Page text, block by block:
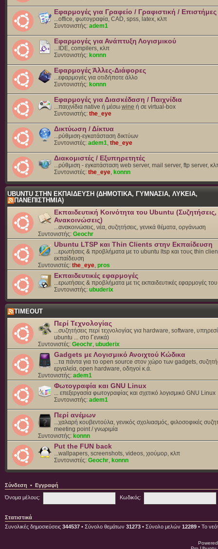
Εφαρμογές για Γραφείο / Γραφιστική / Επιστήμες
...office, φωτογραφία, CAD, spss, latex, κλπ
Συντονιστής: adem1
Εφαρμογές για Ανάπτυξη Λογισμικού
...IDE, compilers, κλπ
Συντονιστής: konnn
Εφαρμογές Άλλες-Διάφορες
...εφαρμογές για οτιδήποτε άλλο
Συντονιστής: konnn
Εφαρμογές για Διασκέδαση / Παιχνίδια
...παιχνίδια native ή μέσω wine ή σε virtual-box
Συντονιστής: the_eye
Δικτύωση / Δίκτυα
...ρύθμιση-εγκατάσταση δικτύων
Συντονιστές: adem1 the_eye
Διακομιστές / Εξυπηρετητές
...ρύθμιση - εγκατάσταση web server, mail server, ftp server,
Συντονιστές: the_eye konnn
UBUNTU ΣΤΗΝ ΕΚΠΑΙΔΕΥΣΗ (ΔΗΜΟΤΙΚΑ, ΓΥΜΝΑΣΙΑ, ΛΥΚΕΙΑ,
ΠΑΝΕΠΙΣΤΗΜΙΑ)
Εκπαιδευτική Κοινότητα του Ubuntu
Ανακοινώσεις)
...ανακοινώσεις, νέα, συζητήσεις, γενικά θέματα, οργάνωση
Συντονιστής: Geochr
Ubuntu LTSP και Thin Clients στην Εκπαίδευση
...ερωτήσεις & προβλήματα με το ubuntu ltsp και τους thin
εκπαίδευση
Συντονιστές: the_eye pros
Εκπαιδευτικές εφαρμογές
...ερωτήσεις & προβλήματα με τις εκπαιδευτικές εφαρμογές
Συντονιστής: ubuderix
TIMEOUT
Περί Τεχνολογίας
...συζητήσεις περί τεχνολογίας για hardware, software,
ubuntu ... στο Γενικά)
Συντονιστές: Geochr ubuderix
Gadgets με Λογισμικό Ανοιχτού Κώδικα
...τα πάντα για το open source στον χώρο των gadgets,
εργαλεία, open hardware, οδηγοί κ.ά.
Συντονιστής: adem1
Φωτογραφία και GNU Linux
... επεξεργασία φωτογραφίας και σχετικό λογισμικό GNU Linux
Συντονιστής: adem1
Περί ανέμων
...χαλαρή κουβεντούλα, γενικός σχολιασμός, φιλοσοφικές
meeting point / γνωριμία
Συντονιστής: konnn
Put the FUN back
...wallpapers, screenshots, videos, χιούμορ, κλπ
Συντονιστές: Geochr konnn
Σύνδεση • Εγγραφή
Όνομα μέλους: Κωδικός:
Στατιστικά
Συνολικές δημοσιεύσεις 344537 • Σύνολο θεμάτων 31273 • Σύνολο μελών 12289 • Το